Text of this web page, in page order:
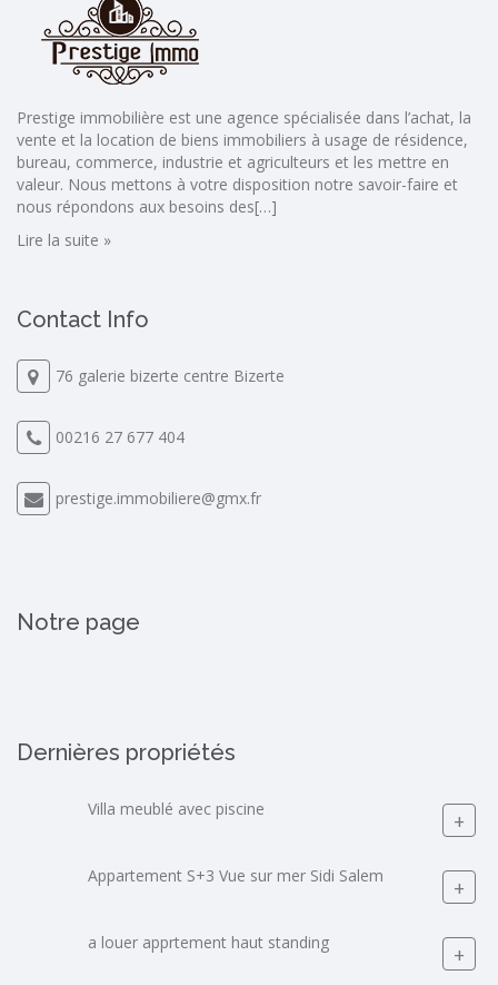
Prestige immobilière est une agence spécialisée dans l’achat, la
vente et la location de biens immobiliers à usage de résidence,
bureau, commerce, industrie et agriculteurs et les mettre en
valeur. Nous mettons à votre disposition notre savoir-faire et
nous répondons aux besoins des[…]
Lire la suite »
Contact Info
76 galerie bizerte centre Bizerte
00216 27 677 404
prestige.immobiliere@gmx.fr
Notre page
Dernières propriétés
Villa meublé avec piscine +
Appartement S+3 Vue sur mer Sidi Salem +
a louer apprtement haut standing +